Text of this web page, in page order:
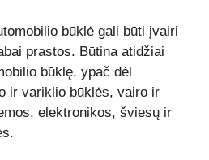
būklė gali būti įvairi
prastos. Būtina atidžiai
būklę, ypač dėl
ir variklio būklės, vairo ir
elektronikos, šviesų ir